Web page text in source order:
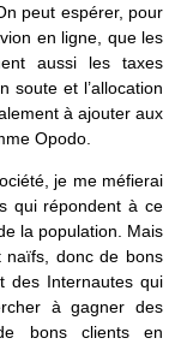
peut espérer, pour
en ligne, que les
aussi les taxes
soute et l’allocation
à ajouter aux
Opodo.
je me méfierai
qui répondent à ce
la population. Mais
naïfs, donc de bons
des Internautes qui
à gagner des
bons clients en